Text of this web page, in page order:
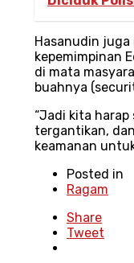
Hasanudin
kepemimpinan
di mata
buahnya
“Jadi kita
tergantikan,
keamanan
Posted in
Ragam
Share
Tweet